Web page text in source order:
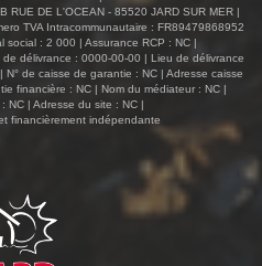
RUE DE L'OCEAN - 85520 JARD SUR MER |
TVA Intracommunautaire : FR89479868952
social : 2 000 | Assurance RCP : NC |
délivrance : 0000-00-00 | Lieu de délivrance
de caisse de garantie : NC | Adresse caisse
financière : NC | Nom du médiateur : NC |
NC | Adresse du site : NC |
financièrement indépendante